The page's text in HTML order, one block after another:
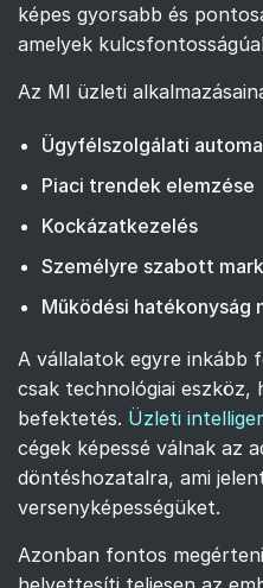
képes gyorsabb és
amelyek
Az MI üzleti
Ügyfélszolgálati
Piaci trendek elemzése
Kockázatkezelés
Személyre szabott
Működési hatékonyság
A vállalatok egyre inkább
csak technológiai eszköz,
befektetés. Üzleti
cégek képessé válnak az
döntéshozatalra, ami
versenyképességüket.
Azonban fontos